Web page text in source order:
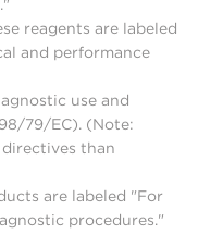
reagents are labeled
and performance
use and
79/EC). (Note:
directives than
are labeled "For
procedures."